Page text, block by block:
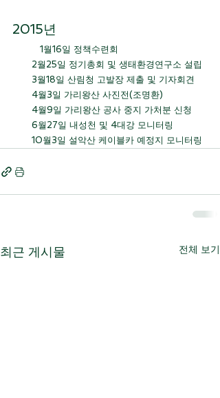
2015년
	1월16일 정책수련회
2월25일 정기총회 및 생태환경연구소 설립
3월18일 산림청 고발장 제출 및 기자회견
4월3일 가리왕산 사진전(조명환)
4월9일 가리왕산 공사 중지 가처분 신청
6월27일 내성천 및 4대강 모니터링
10월3일 설악산 케이블카 예정지 모니터링
최근 게시물 전체 보기